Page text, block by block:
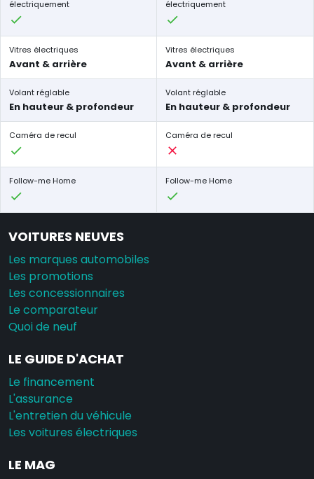
électriquement
électriquement
Vitres électriques
Avant & arrière
Vitres électriques
Avant & arrière
Volant réglable
En hauteur & profondeur
Volant réglable
En hauteur & profondeur
Caméra de recul Caméra de recul
Follow-me Home Follow-me Home
VOITURES NEUVES
Les marques automobiles
Les promotions
Les concessionnaires
Le comparateur
Quoi de neuf
LE GUIDE D'ACHAT
Le financement
L'assurance
L'entretien du véhicule
Les voitures électriques
LE MAG